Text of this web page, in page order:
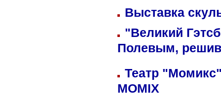
Выставка
"Великий
Полевым,
Театр
MOMIX